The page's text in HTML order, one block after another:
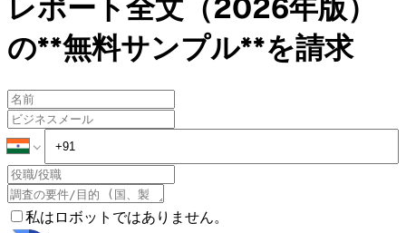
レポート全文（2026年版）
の**無料サンプル**を請求
私はロボットではありません。